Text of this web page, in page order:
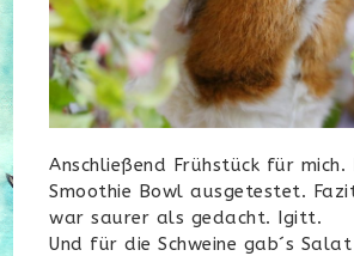
Anschließend Frühstück für mich.
Smoothie Bowl ausgetestet.
war saurer als gedacht. Igitt.
Und für die Schweine gab´s